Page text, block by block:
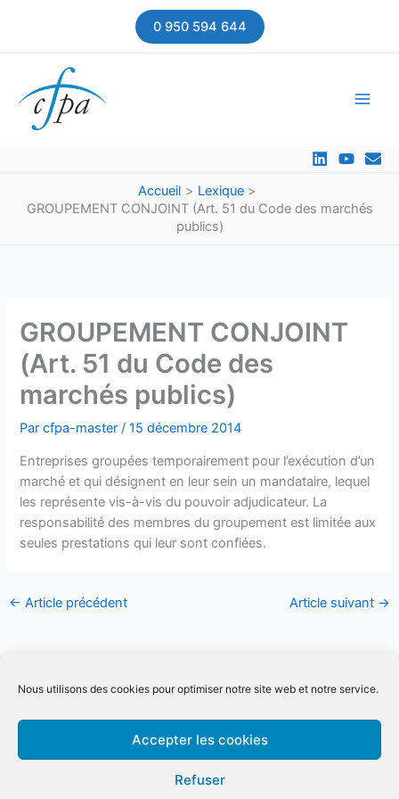
Nous utilisons des cookies pour optimiser notre site web et notre service.
Accepter les cookies
Refuser
0 950 594 644
Accueil
Lexique
GROUPEMENT CONJOINT (Art. 51 du Code des marchés
publics)
GROUPEMENT CONJOINT
(Art. 51 du Code des
marchés publics)
Parcfpa-master/15 décembre 2014
Entreprises groupées temporairement pour l’exécution d’un
marché et qui désignent en leur sein un mandataire, lequel
les représente vis-à-vis du pouvoir adjudicateur. La
responsabilité des membres du groupement est limitée aux
seules prestations qui leur sont confiées.
← Article précédent Article suivant →
Conditions générale de ventes Inter|Conditions générale de
Conditions générale spécifiques distanciel
Mentions légales|
Qualiopi